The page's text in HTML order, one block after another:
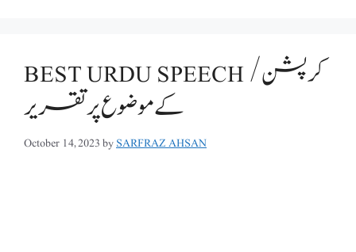
BEST URDU SPEECH /کرپشن
کے موضوع پر تقریر
October 14, 2023bySARFRAZ AHSAN